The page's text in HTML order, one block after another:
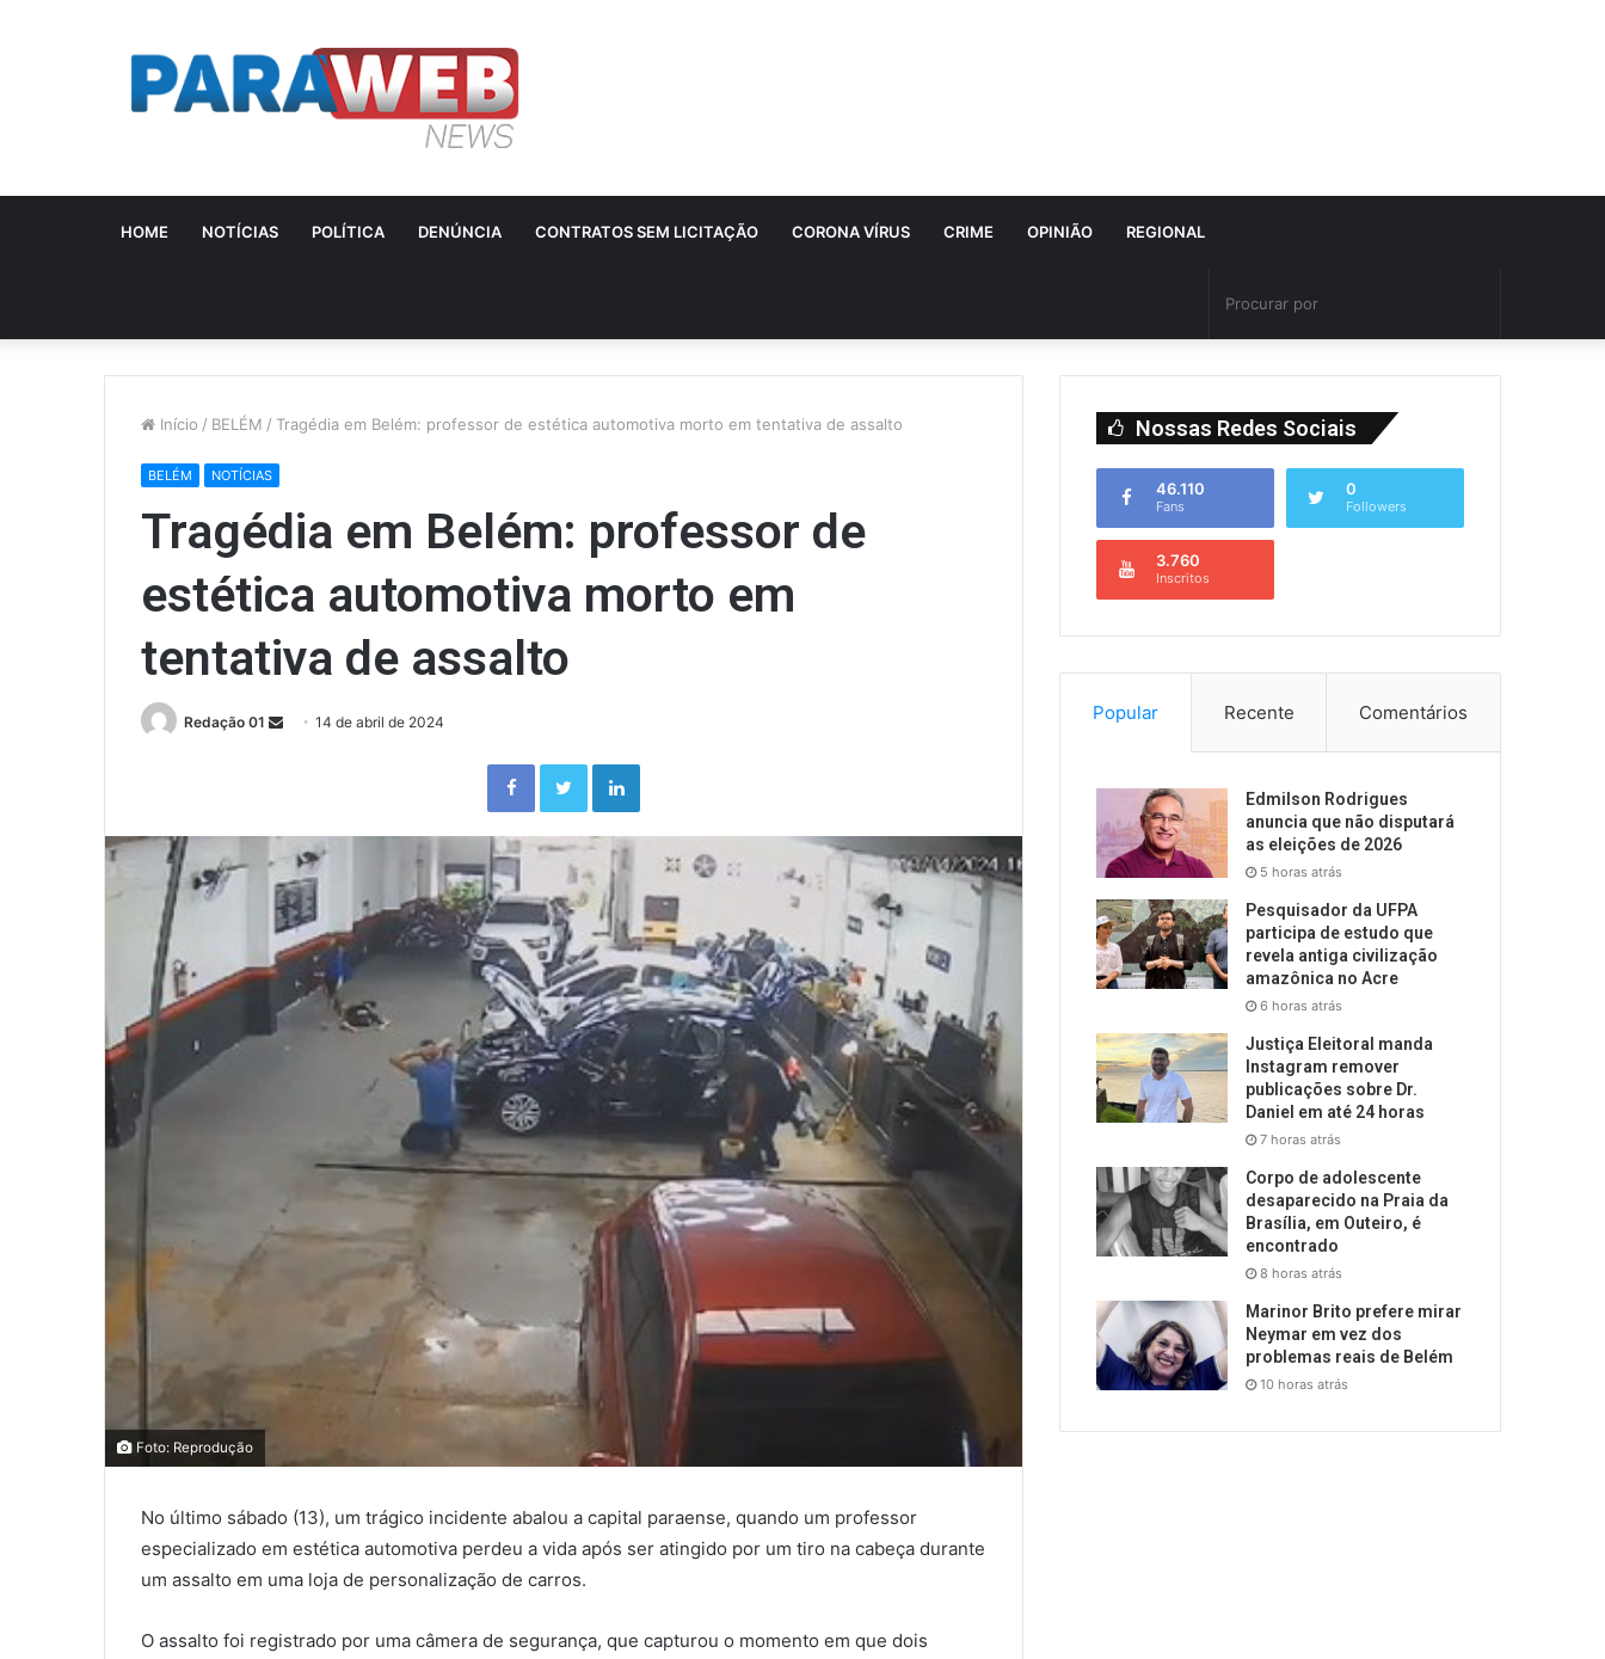
HOME NOTÍCIAS POLÍTICA DENÚNCIA CONTRATOS SEM LICITAÇÃO CORONA VÍRUS CRIME OPINIÃO REGIONAL
Início / BELÉM / Tragédia em Belém: professor de estética automotiva morto em tentativa de assalto
BELÉM NOTÍCIAS
Tragédia em Belém: professor de
estética automotiva morto em
tentativa de assalto
Redação 01
Send14 de abril de 2024
FacebookTwitterLinkedin
Foto: Reprodução
No último sábado (13), um trágico incidente abalou a capital paraense, quando um professor
especializado em estética automotiva perdeu a vida após ser atingido por um tiro na cabeça durante
um assalto em uma loja de personalização de carros.
O assalto foi registrado por uma câmera de segurança, que capturou o momento em que dois
Nossas Redes Sociais
46.110
Fans
0
Followers
3.760
Inscritos
Popular Recente Comentários
Edmilson Rodrigues
anuncia que não disputará
as eleições de 2026
5 horas atrás
Pesquisador da UFPA
participa de estudo que
revela antiga civilização
amazônica no Acre
6 horas atrás
Justiça Eleitoral manda
Instagram remover
publicações sobre Dr.
Daniel em até 24 horas
7 horas atrás
Corpo de adolescente
desaparecido na Praia da
Brasília, em Outeiro, é
encontrado
8 horas atrás
Marinor Brito prefere mirar
Neymar em vez dos
problemas reais de Belém
10 horas atrás